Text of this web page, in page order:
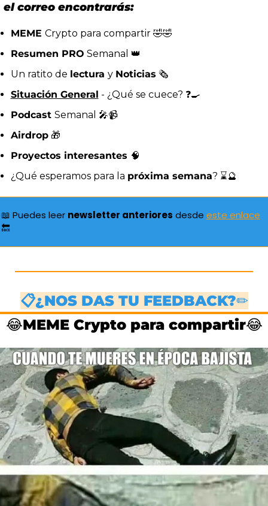
el correo encontrarás:
MEME Crypto para compartir 🤣🤣
Resumen PRO Semanal 👑
Un ratito de lectura y Noticias 🗞️
Situación General - ¿Qué se cuece? ❓🍳
Podcast Semanal 🎤📹
Airdrop 🎁
Proyectos interesantes 🧠
¿Qué esperamos para la próxima semana? ⌛🔮
📖 Puedes leer newsletter anteriores desde este enlace
🔙
📋¿NOS DAS TU FEEDBACK?✏
😂MEME Crypto para compartir😂